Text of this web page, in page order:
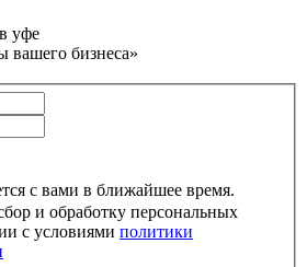
уфе
вашего бизнеса»
с вами в ближайшее время.
и обработку персональных
с условиями политики